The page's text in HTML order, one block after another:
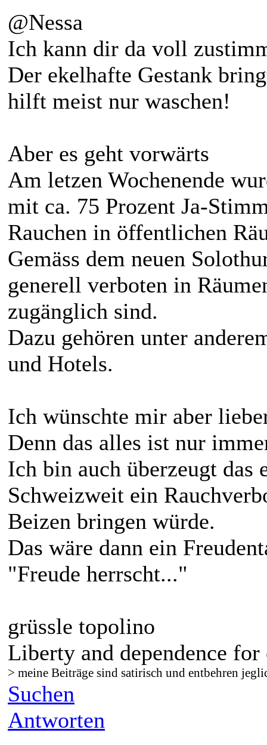
@Nessa
Ich kann dir da voll
Der ekelhafte Gestank
hilft meist nur waschen!
Aber es geht vorwärts
Am letzen Wochenende
mit ca. 75 Prozent Ja-
Rauchen in öffentlichen
Gemäss dem neuen
generell verboten in
zugänglich sind.
Dazu gehören unter
und Hotels.
Ich wünschte mir aber
Denn das alles ist nur
Ich bin auch überzeugt das
Schweizweit ein
Beizen bringen würde.
Das wäre dann ein
"Freude herrscht..."
grüssle topolino
Liberty and dependence for
> meine Beiträge sind satirisch und entbehren
Suchen
Antworten